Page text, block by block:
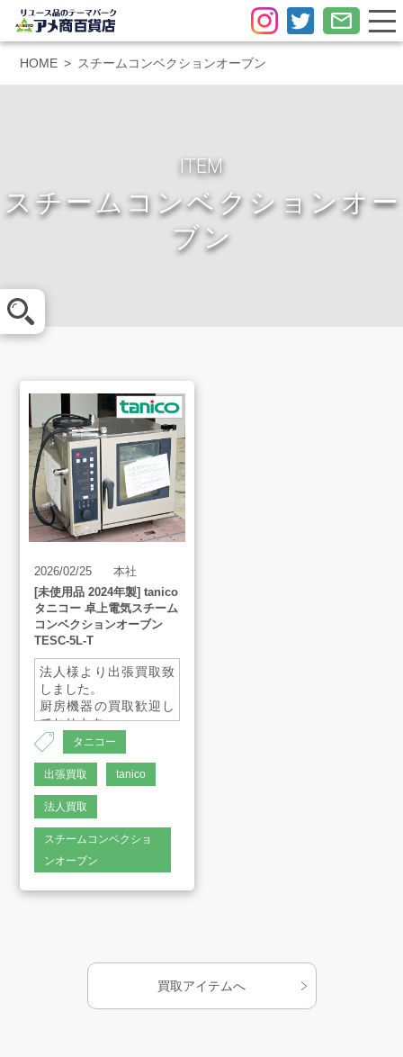
買取方法
買取アイテム
お客様の声
よくあるご質問
スタッフインタビュー
店舗案内
販売のご案内
会社案内
アート工芸事業部/アメプリ！
HOME スチームコンベクションオーブン
ITEM
スチームコンベクションオー
ブン
2026/02/25
本社
[未使用品 2024年製] tanico
タニコー 卓上電気スチーム
コンベクションオーブン
TESC-5L-T
法人様より出張買取致
しました。
厨房機器の買取歓迎し
ております。
出張買取も可能ですの
で、ご気軽にご連絡く
ださいませ。
タニコー
出張買取 tanico
法人買取
スチームコンベクショ
ンオーブン
買取アイテムへ